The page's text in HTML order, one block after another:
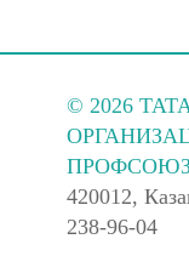
© 2026
420012,
238-96-04